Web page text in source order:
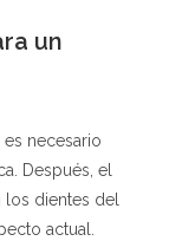
un
necesario
Después, el
los dientes del
actual.